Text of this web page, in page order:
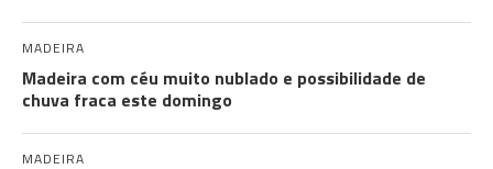
MADEIRA
Madeira com céu muito nublado e possibilidade de
chuva fraca este domingo
MADEIRA